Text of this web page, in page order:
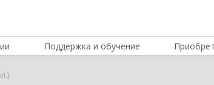
Поддержка и обучение